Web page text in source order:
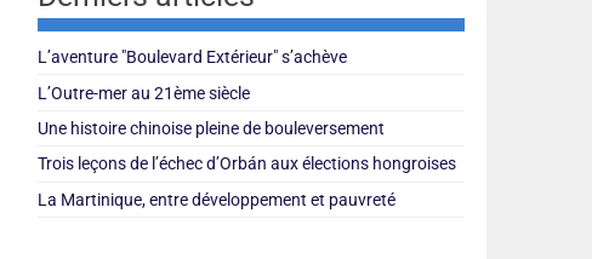
L’aventure "Boulevard Extérieur" s’achève
L’Outre-mer au 21ème siècle
Une histoire chinoise pleine de bouleversement
Trois leçons de l’échec d’Orbán aux élections hongroises
La Martinique, entre développement et pauvreté